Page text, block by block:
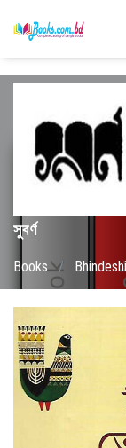
সুবর্ণ
Books /